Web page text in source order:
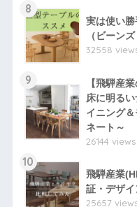
8
実は使い
（ビーン
32558
9
【飛騨産
床に明る
イニング
ネート～
26144 views
10
飛騨産業
証・デザ
25657